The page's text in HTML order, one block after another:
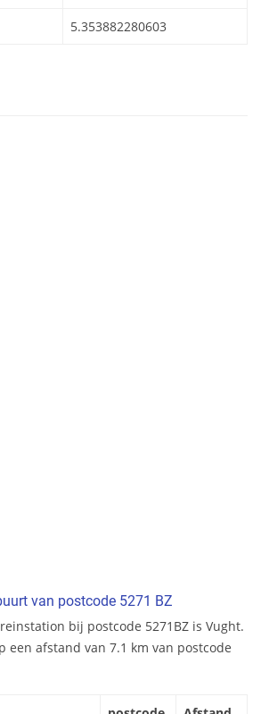
5.353882280603
van postcode 5271 BZ
bij postcode 5271BZ is Vught.
een afstand van 7.1 km van postcode